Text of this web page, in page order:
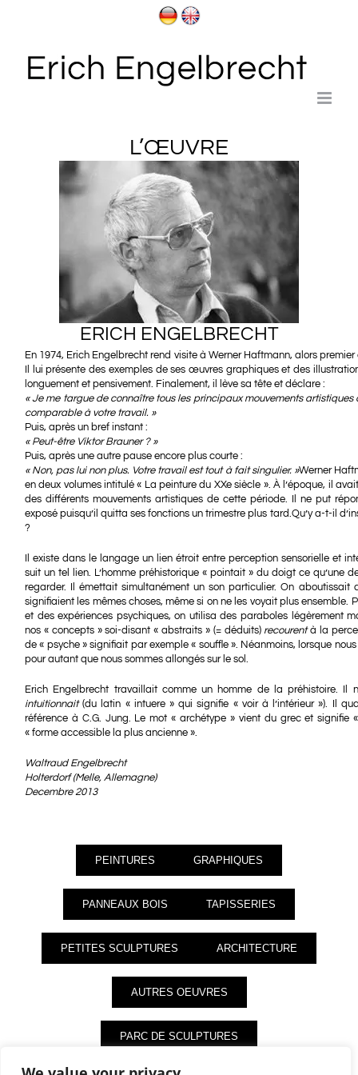
L’ŒUVRE
ERICH ENGELBRECHT
En 1974, Erich Engelbrecht rend visite à Werner Haftmann, alors
Il lui présente des exemples de ses œuvres graphiques et des
longuement et pensivement. Finalement, il lève sa tête et déclare :
« Je me targue de connaître tous les principaux mouvements artistiques
comparable à votre travail. »
Puis, après un bref instant :
« Peut-être Viktor Brauner ? »
Puis, après une autre pause encore plus courte :
« Non, pas lui non plus. Votre travail est tout à fait singulier. »Werner
en deux volumes intitulé « La peinture du XXe siècle ». À l’époque, il
des différents mouvements artistiques de cette période. Il ne put
exposé puisqu’il quitta ses fonctions un trimestre plus tard.Qu’y a-t-il
?
Il existe dans le langage un lien étroit entre perception sensorielle et
suit un tel lien. L’homme préhistorique « pointait » du doigt ce qu’une
regarder. Il émettait simultanément un son particulier. On aboutissait
signifiaient les mêmes choses, même si on ne les voyait plus ensemble.
et des expériences psychiques, on utilisa des paraboles légèrement
nos « concepts » soi-disant « abstraits » (= déduits) recourentà la
de « psyche » signifiait par exemple « souffle ». Néanmoins, lorsque
pour autant que nous sommes allongés sur le sol.
Erich Engelbrecht travaillait comme un homme de la préhistoire. Il
intuitionnait(du latin « intuere » qui signifie « voir à l’intérieur »). Il
référence à C.G. Jung. Le mot «archétype » vient du grec et signifie
« forme accessible la plus ancienne ».
Waltraud Engelbrecht
Holterdorf (Melle, Allemagne)
Decembre 2013
PEINTURES GRAPHIQUES
PANNEAUX BOIS TAPISSERIES
PETITES SCULPTURES ARCHITECTURE
AUTRES OEUVRES
PARC DE SCULPTURES